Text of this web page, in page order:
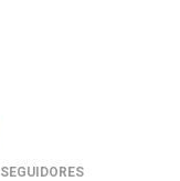
SEGUIDORES